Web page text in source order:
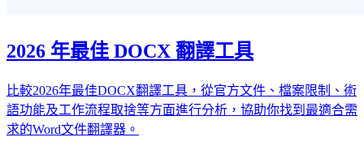
2026 年最佳 DOCX 翻譯工具
比較2026年最佳DOCX翻譯工具，從官方文件、檔案限制、術
語功能及工作流程取捨等方面進行分析，協助你找到最適合需
求的Word文件翻譯器。